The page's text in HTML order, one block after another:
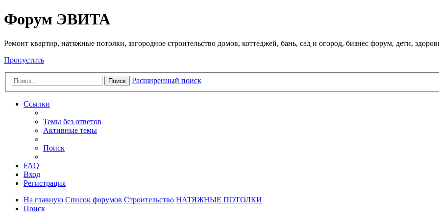
Регистрация
Форум ЭВИТА
Ремонт квартир, натяжные потолки, загородное строительство домов, коттеджей, бань, сад и огород, бизнес форум, дети,
Пропустить
Поиск Расширенный поиск
Ссылки
Темы без ответов
Активные темы
Поиск
FAQ
Вход
Регистрация
На главную Список форумов Строительство НАТЯЖНЫЕ ПОТОЛКИ
Поиск